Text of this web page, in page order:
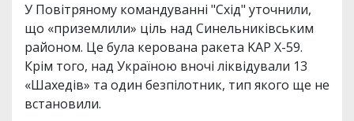
У Повітряному командуванні "Схід" уточнили,
що «приземлили» ціль над Синельниківським
районом. Це була керована ракета KAP X-59.
Крім того, над Україною вночі ліквідували 13
«Шахедів» та один безпілотник, тип якого ще не
встановили.